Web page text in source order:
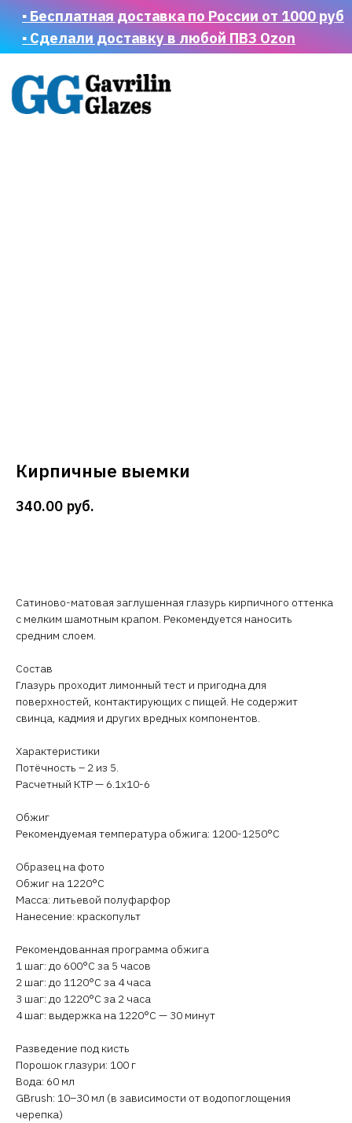
▪ Бесплатная доставка по России от 1000 руб
▪ Сделали доставку в любой ПВЗ Ozon
Кирпичные выемки
340.00 руб.
Сатиново-матовая заглушенная глазурь кирпичного оттенка
с мелким шамотным крапом. Рекомендуется наносить
средним слоем.
Состав
Глазурь проходит лимонный тест и пригодна для
поверхностей, контактирующих с пищей. Не содержит
свинца, кадмия и других вредных компонентов.
Характеристики
Потёчность – 2 из 5.
Расчетный КТР — 6.1х10-6
Обжиг
Рекомендуемая температура обжига: 1200-1250°C
Образец на фото
Обжиг на 1220°C
Масса: литьевой полуфарфор
Нанесение: краскопульт
Рекомендованная программа обжига
1 шаг: до 600°C за 5 часов
2 шаг: до 1120°C за 4 часа
3 шаг: до 1220°C за 2 часа
4 шаг: выдержка на 1220°C — 30 минут
Разведение под кисть
Порошок глазури: 100 г
Вода: 60 мл
GBrush: 10–30 мл (в зависимости от водопоглощения
черепка)